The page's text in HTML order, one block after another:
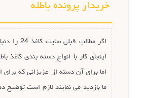
خریدار پرونده باطله
اگر مطالب
اینجای کار با انواع دسته بندی کاغذ
اما برای آن دسته از عزیزانی که برای
ما بازدید می نمایند لازم است